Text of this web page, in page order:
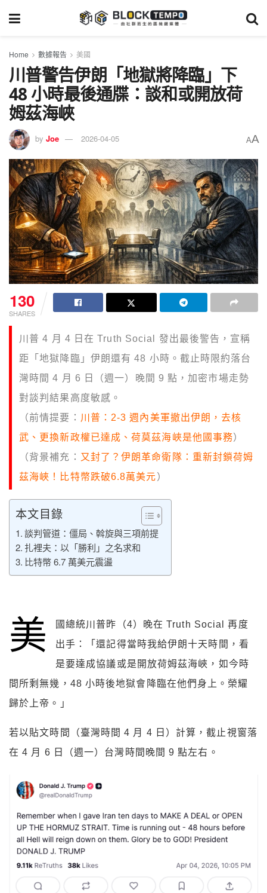
Home 數據報告 美國
川普警告伊朗「地獄將降臨」下
48 小時最後通牒：談和或開放荷
姆茲海峽
by Joe 2026-04-05 AA
130
SHARES
川普 4 月 4 日在 Truth Social 發出最後警告，宣稱
距「地獄降臨」伊朗還有 48 小時。截止時限約落台
灣時間 4 月 6 日（週一）晚間 9 點，加密市場走勢
對談判結果高度敏感。
（前情提要： 川普：2-3 週內美軍撤出伊朗，去核
武、更換新政權已達成、荷莫茲海峽是他國事務）
（背景補充： 又封了？伊朗革命衛隊：重新封鎖荷姆
茲海峽！比特幣跌破6.8萬美元）
本文目錄
談判管道：僵局、斡旋與三項前提
扎裡夫：以「勝利」之名求和
比特幣 6.7 萬美元震盪
美
國總統川普昨（4）晚在 Truth Social 再度
出手：「還記得當時我給伊朗十天時間，看
是要達成協議或是開放荷姆茲海峽，如今時
間所剩無幾，48 小時後地獄會降臨在他們身上。榮耀
歸於上帝。」
若以貼文時間（臺灣時間 4 月 4 日）計算，截止視窗落
在 4 月 6 日（週一）台灣時間晚間 9 點左右。